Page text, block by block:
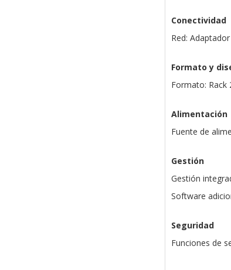
Conectividad
Red:
Formato y
Formato: Rack
Alimentación
Fuente de
Gestión
Gestión
Software
Seguridad
Funciones de